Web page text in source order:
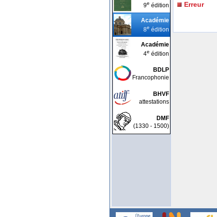
9e édition
Académie
8e édition
Académie
4e édition
BDLP
Francophonie
BHVF
attestations
DMF
(1330 - 1500)
Erreur